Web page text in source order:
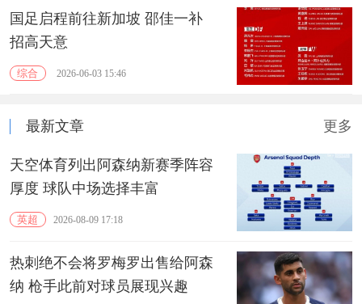
国足启程前往新加坡 邵佳一补
招高天意
综合 2026-06-03 15:46
最新文章 更多
天空体育列出阿森纳新赛季阵容
厚度 球队中场选择丰富
英超 2026-08-09 17:18
热刺绝不会将罗梅罗出售给阿森
纳 枪手此前对球员展现兴趣